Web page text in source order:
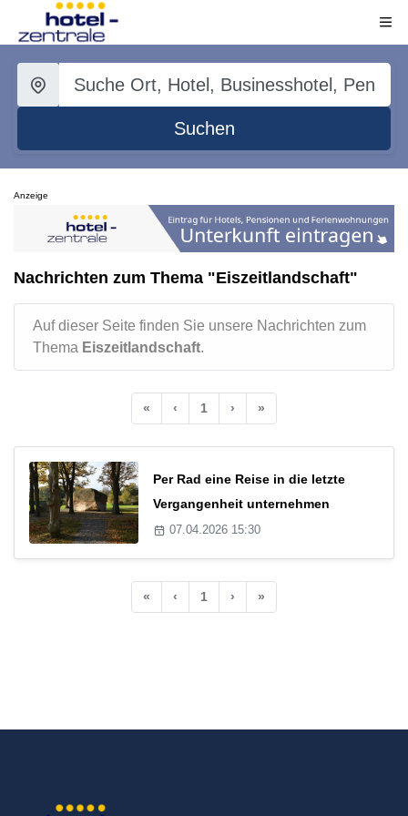
Suchen
Anzeige
Nachrichten zum Thema "Eiszeitlandschaft"
Auf dieser Seite finden Sie unsere Nachrichten zum
Thema Eiszeitlandschaft.
« ‹ 1 › »
Per Rad eine Reise in die letzte
Vergangenheit unternehmen
07.04.2026 15:30
« ‹ 1 › »